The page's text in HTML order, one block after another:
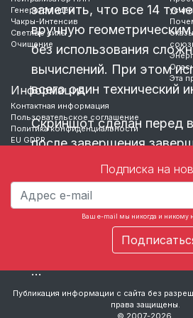
заметить, что все 14
вручную
без использования
вычислений. При этом
всего один технический
Скриншот сделан перед
после завершения
биржевых торгов 6
Если прогноз выполнен
допущено ошибок, то в
соответствующий точке
…
Генератор идей
Чакры-Интенсив
Светлые силы
Очищение
Эта
Информация
Контактная информация
Пользовательское соглашение
Политика конфиденциальности
EU GDPR
Подписка на
Ваш e-mail мы никогда и никому
Публикация информации с сайта без
права защищены.
© 2007-2026.